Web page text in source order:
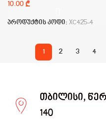
₾
პროდუქტის კოდი: XC425-4
1 2 3 4
თბილისი,
140